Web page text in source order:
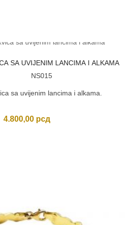
SA UVIJENIM LANCIMA I ALKAMA
NS015
sa uvijenim lancima i alkama.
4.800,00 рсд